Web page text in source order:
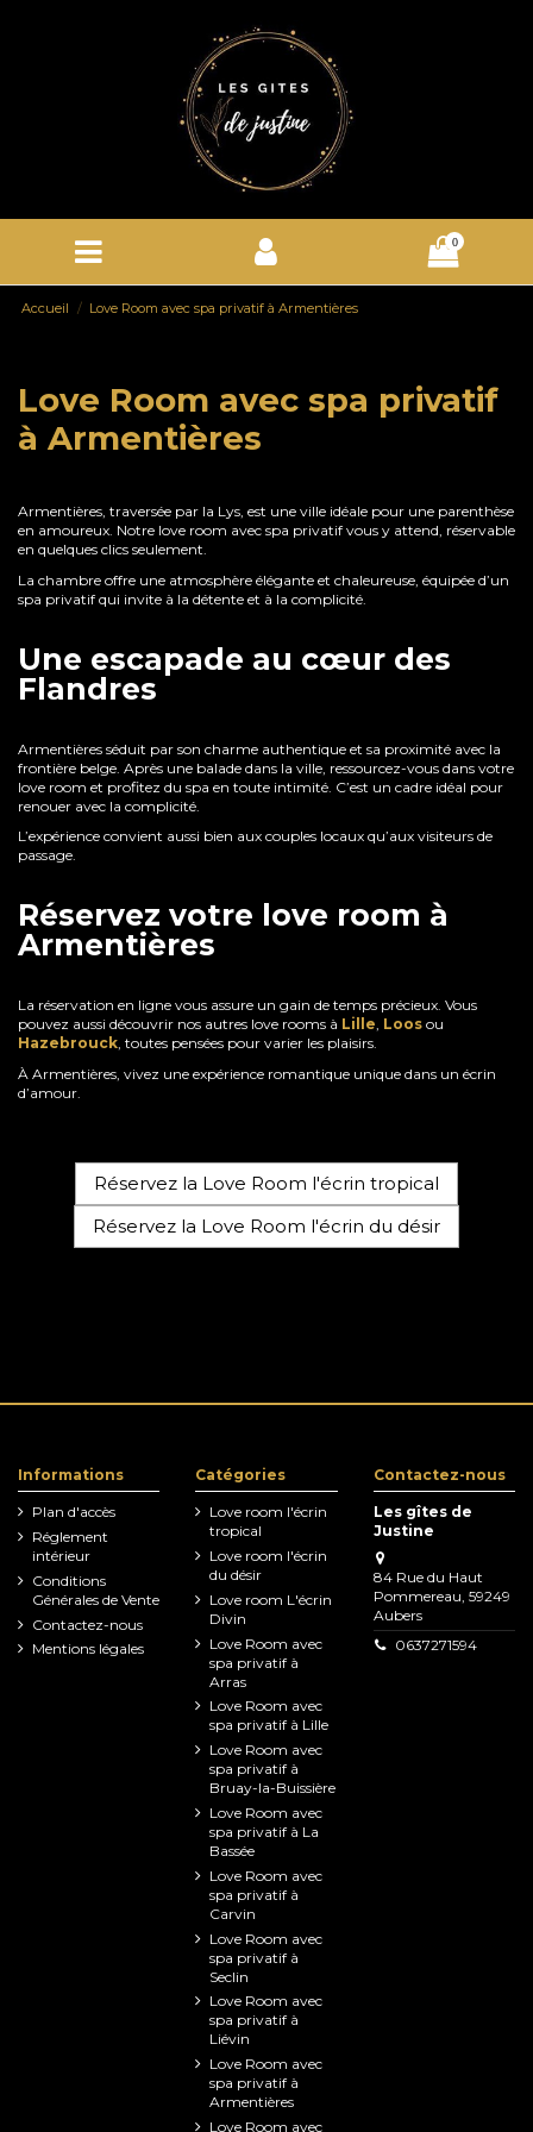
0
Accueil Love Room avec spa privatif à Armentières
Love Room avec spa privatif
à Armentières
Armentières, traversée par la Lys, est une ville idéale pour une parenthèse
en amoureux. Notre love room avec spa privatif vous y attend, réservable
en quelques clics seulement.
La chambre offre une atmosphère élégante et chaleureuse, équipée d’un
spa privatif qui invite à la détente et à la complicité.
Une escapade au cœur des
Flandres
Armentières séduit par son charme authentique et sa proximité avec la
frontière belge. Après une balade dans la ville, ressourcez-vous dans votre
love room et profitez du spa en toute intimité. C’est un cadre idéal pour
renouer avec la complicité.
L’expérience convient aussi bien aux couples locaux qu’aux visiteurs de
passage.
Réservez votre love room à
Armentières
La réservation en ligne vous assure un gain de temps précieux. Vous
pouvez aussi découvrir nos autres love rooms à Lille, Loos ou
Hazebrouck, toutes pensées pour varier les plaisirs.
À Armentières, vivez une expérience romantique unique dans un écrin
d’amour.
Réservez la Love Room l'écrin tropical
Réservez la Love Room l'écrin du désir
Informations
Plan d'accès
Réglement
intérieur
Conditions
Générales de Vente
Contactez-nous
Mentions légales
Catégories
Love room l'écrin
tropical
Love room l'écrin
du désir
Love room L'écrin
Divin
Love Room avec
spa privatif à
Arras
Love Room avec
spa privatif à Lille
Love Room avec
spa privatif à
Bruay-la-Buissière
Love Room avec
spa privatif à La
Bassée
Love Room avec
spa privatif à
Carvin
Love Room avec
spa privatif à
Seclin
Love Room avec
spa privatif à
Liévin
Love Room avec
spa privatif à
Armentières
Love Room avec
Contactez-nous
Les gîtes de
Justine
84 Rue du Haut
Pommereau, 59249
Aubers
0637271594